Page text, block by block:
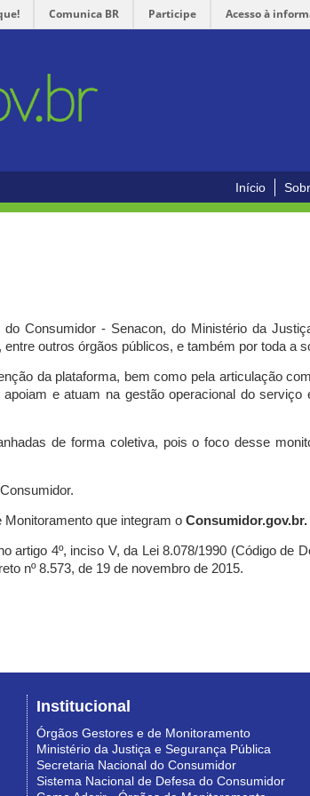
Comunica BR Participe Acesso à
Início
Consumidor - Senacon, do Ministério da
outros órgãos públicos, e também por toda a
da plataforma, bem como pela articulação
e atuam na gestão operacional do
de forma coletiva, pois o foco desse
que integram o Consumidor.gov.br.
artigo 4º, inciso V, da Lei 8.078/1990 (Código de
nº 8.573, de 19 de novembro de 2015.
Institucional
Órgãos Gestores e de Monitoramento
Ministério da Justiça e Segurança Pública
Secretaria Nacional do Consumidor
Sistema Nacional de Defesa do Consumidor